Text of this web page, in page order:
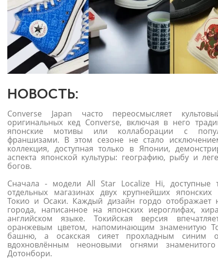
НОВОСТЬ:
Converse Japan часто переосмысляет
оригинальных кед Converse, включая в него
японские мотивы или коллаборации с
франшизами. В этом сезоне не стало
коллекция, доступная только в Японии,
аспекта японской культуры: географию, рыбу и
богов.
Сначала - модели All Star Localize Hi, доступные
отдельных магазинах двух крупнейших японских
Токио и Осаки. Каждый дизайн гордо отображает
города, написанное на японских иероглифах,
английском языке. Токийская версия
оранжевым цветом, напоминающим знаменитую
башню, а осакская сияет прохладным синим
вдохновлённым неоновыми огнями
Дотонбори.